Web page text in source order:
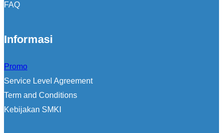
FAQ
Informasi
Promo
Service Level Agreement
Term and Conditions
Kebijakan SMKI